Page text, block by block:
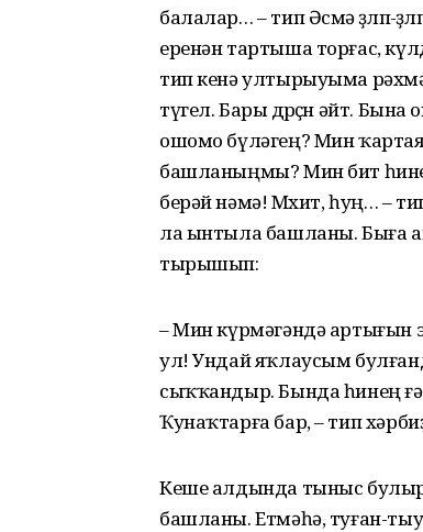
балалар… – тип Әсмә өҙөлөп-
еренән тартыша торғас,
тип кенә ултырыуыма
түгел. Бары дөрөҫөн әйт.
ошомо бүләгең? Мин
башланыңмы? Мин бит
берәй нәмә! Мөхит, һуң… –
ла ынтыла башланы. Быға
тырышып:
– Мин күрмәгәндә артығын
ул! Ундай яҡлаусым
сыҡҡандыр. Бында һинең
Ҡунаҡтарға бар, – тип
Кеше алдында тыныс
башланы. Етмәһә, туған-